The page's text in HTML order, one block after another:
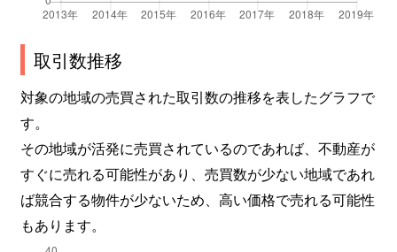
取引数推移
対象の地域の売買された取引数の推移を表したグラフで
す。
その地域が活発に売買されているのであれば、不動産が
すぐに売れる可能性があり、売買数が少ない地域であれ
ば競合する物件が少ないため、高い価格で売れる可能性
もあります。